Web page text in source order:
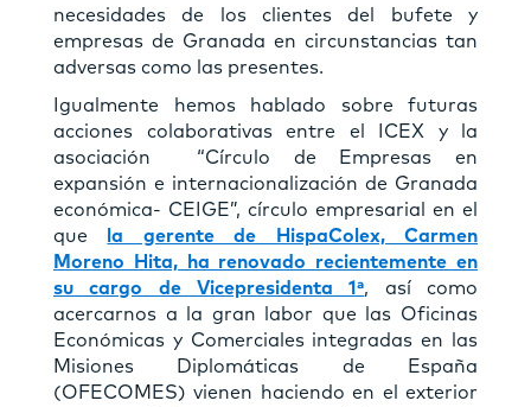
necesidades de los clientes del bufete y
empresas de Granada en circunstancias tan
adversas como las presentes.
Igualmente hemos hablado sobre futuras
acciones colaborativas entre el ICEX y la
asociación “Círculo de Empresas en
expansión e internacionalización de Granada
económica- CEIGE”, círculo empresarial en el
que
la gerente de HispaColex, Carmen
Moreno Hita, ha renovado recientemente en
su cargo de Vicepresidenta 1ª, así como
acercarnos a la gran labor que las Oficinas
Económicas y Comerciales integradas en las
Misiones Diplomáticas de España
(OFECOMES) vienen haciendo en el exterior